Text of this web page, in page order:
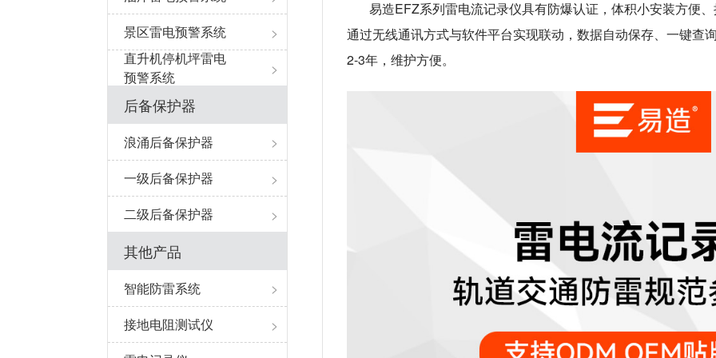
景区雷电预警系统
>
直升机停机坪雷电
预警系统
>
后备保护器
浪涌后备保护器
>
一级后备保护器
>
二级后备保护器
>
其他产品
智能防雷系统
>
接地电阻测试仪
>
易造EFZ系列雷电流记录仪具有防爆认证 ，体积小安装方便
通过无线通讯方式与软件平台实现联动，数据自动保存、一键查
2-3年，维护方便。